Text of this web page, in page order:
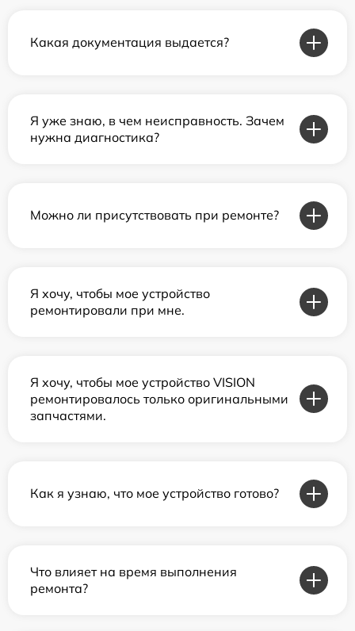
Какая документация выдается?
Я уже знаю, в чем неисправность. Зачем
нужна диагностика?
Можно ли присутствовать при ремонте?
Я хочу, чтобы мое устройство
ремонтировали при мне.
Я хочу, чтобы мое устройство VISION
ремонтировалось только оригинальными
запчастями.
Как я узнаю, что мое устройство готово?
Что влияет на время выполнения
ремонта?